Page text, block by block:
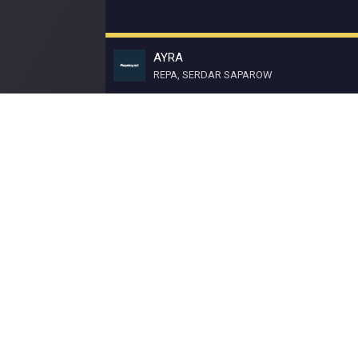
AYRA
REPA, SERDAR SAPAROW